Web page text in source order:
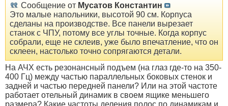
Сообщение от Мусатов Константин
Это малые напольники, высотой 90 см. Корпуса
сделаны на производстве. Все панели вырезает
станок с ЧПУ, потому все углы точные. Когда корпус
собрали, еще не склеив, уже было впечатление, что он
склеен, настолько точно сопрягаются детали.
На АЧХ есть резонансный подъем (на глаз где-то на 350-
400 Гц) между частью параллельных боковых стенок и
задней и частью передней панели? Или на этой частоте
работает отельный динамик в своем ящике меньшего
размера? Какие частоты деления полос по динамикам и